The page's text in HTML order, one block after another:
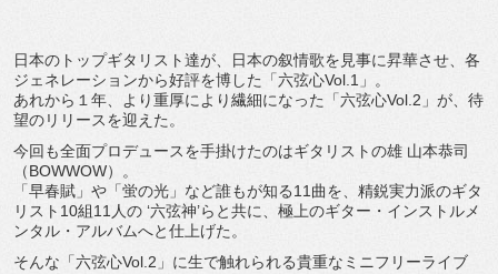
日本のトップギタリスト達が、日本の叙情歌を見事に昇華させ、各
ジェネレーションから好評を博した「六弦心Vol.1」。
あれから１年、より重厚により繊細になった「六弦心Vol.2」が、待
望のリリースを迎えた。
今回も全面プロデュースを手掛けたのはギタリストの雄 山本恭司
（BOWWOW）。
「早春賦」や「蛍の光」など誰もが知る11曲を、精鋭実力派のギタ
リスト10組11人の ‘六弦神’らと共に、極上のギター・インストルメ
ンタル・アルバムへと仕上げた。
そんな「六弦心Vol.2」に生で触れられる貴重なミニフリーライブ